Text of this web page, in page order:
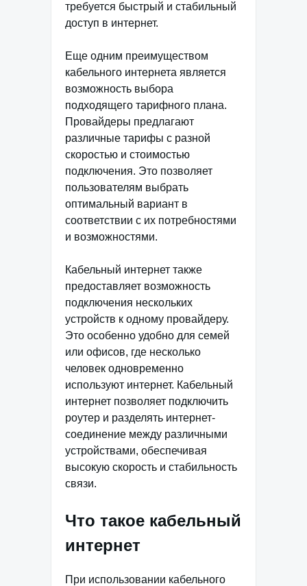
требуется быстрый и стабильный
доступ в интернет.
Еще одним преимуществом
кабельного интернета является
возможность выбора
подходящего тарифного плана.
Провайдеры предлагают
различные тарифы с разной
скоростью и стоимостью
подключения. Это позволяет
пользователям выбрать
оптимальный вариант в
соответствии с их потребностями
и возможностями.
Кабельный интернет также
предоставляет возможность
подключения нескольких
устройств к одному провайдеру.
Это особенно удобно для семей
или офисов, где несколько
человек одновременно
используют интернет. Кабельный
интернет позволяет подключить
роутер и разделять интернет-
соединение между различными
устройствами, обеспечивая
высокую скорость и стабильность
связи.
Что такое кабельный
интернет
При использовании кабельного